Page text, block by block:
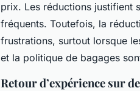
prix. Les réductions justifient
fréquents. Toutefois, la
frustrations, surtout lorsque
et la politique de bagages
Retour d’expérience sur